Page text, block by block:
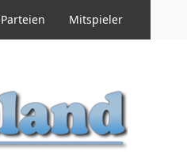
Parteien Mitspieler